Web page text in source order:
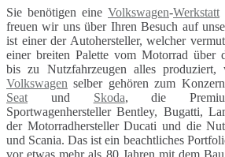
Sie benötigen eine Volkswagen-Werkstatt
freuen wir uns über Ihren Besuch auf
ist einer der Autohersteller, welcher
einer breiten Palette vom Motorrad über
bis zu Nutzfahrzeugen alles produziert,
Volkswagen selber gehören zum
Seat und Skoda, die
Sportwagenhersteller Bentley, Bugatti,
der Motorradhersteller Ducati und die
und Scania. Das ist ein beachtliches
vor etwas mehr als 80 Jahren mit dem